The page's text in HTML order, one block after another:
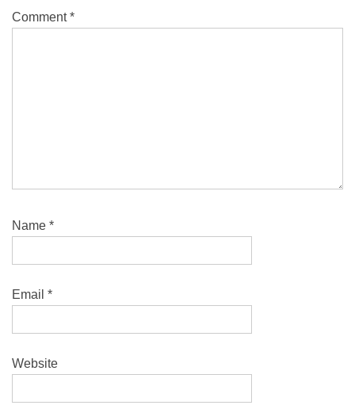
Comment*
Name *
Email *
Website